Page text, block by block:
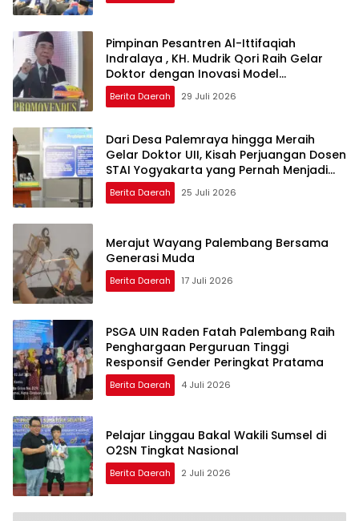
Pimpinan Pesantren Al-Ittifaqiah
Indralaya , KH. Mudrik Qori Raih Gelar
Doktor dengan Inovasi Model
Pembelajaran Nagham Al-Qur’an di UMM
Berita Daerah 29 Juli 2026
Dari Desa Palemraya hingga Meraih
Gelar Doktor UII, Kisah Perjuangan Dosen
STAI Yogyakarta yang Pernah Menjadi
Driver Taksi Online
Berita Daerah 25 Juli 2026
Merajut Wayang Palembang Bersama
Generasi Muda
Berita Daerah 17 Juli 2026
PSGA UIN Raden Fatah Palembang Raih
Penghargaan Perguruan Tinggi
Responsif Gender Peringkat Pratama
Berita Daerah 4 Juli 2026
Pelajar Linggau Bakal Wakili Sumsel di
O2SN Tingkat Nasional
Berita Daerah 2 Juli 2026